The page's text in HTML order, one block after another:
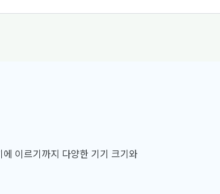
이르기까지 다양한 기기 크기와